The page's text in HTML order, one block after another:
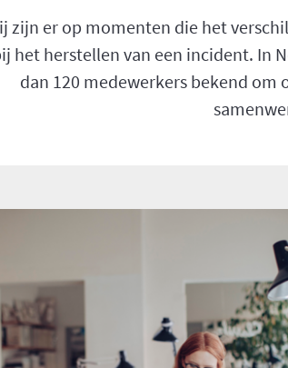
zijn er op momenten die het
het herstellen van een incident. In
dan 120 medewerkers bekend om